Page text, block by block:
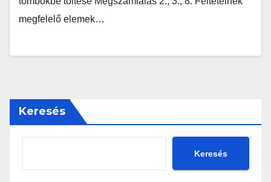
megfelelő elemek…
Keresés
Keresés